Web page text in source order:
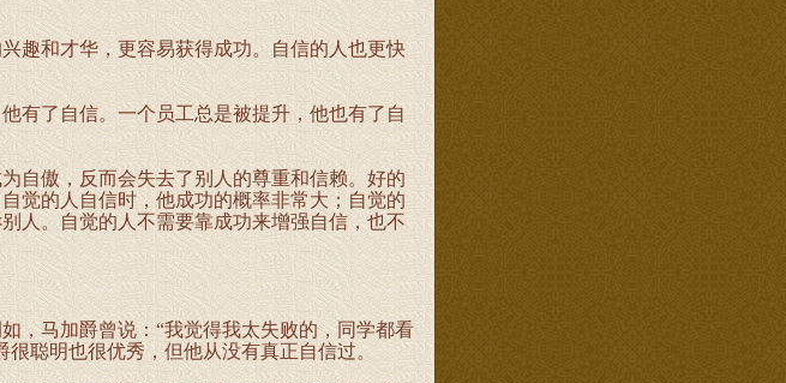
和才华，更容易获得成功。自信的人也更快
了自信。一个员工总是被提升，他也有了自
傲，反而会失去了别人的尊重和信赖。好的
觉的人自信时，他成功的概率非常大；自觉的
人。自觉的人不需要靠成功来增强自信，也不
马加爵曾说：“我觉得我太失败的，同学都看
聪明也很优秀，但他从没有真正自信过。